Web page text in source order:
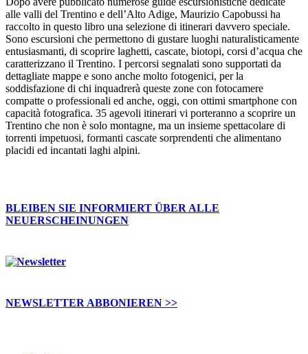
alle valli del Trentino e dell’Alto Adige, Maurizio Capobussi ha
raccolto in questo libro una selezione di itinerari davvero speciale.
Sono escursioni che permettono di gustare luoghi naturalisticamente
entusiasmanti, di scoprire laghetti, cascate, biotopi, corsi d’acqua che
caratterizzano il Trentino. I percorsi segnalati sono supportati da
dettagliate mappe e sono anche molto fotogenici, per la
soddisfazione di chi inquadrerà queste zone con fotocamere
compatte o professionali ed anche, oggi, con ottimi smartphone con
capacità fotografica. 35 agevoli itinerari vi porteranno a scoprire un
Trentino che non è solo montagne, ma un insieme spettacolare di
torrenti impetuosi, formanti cascate sorprendenti che alimentano
placidi ed incantati laghi alpini.
BLEIBEN SIE INFORMIERT ÜBER ALLE
NEUERSCHEINUNGEN
NEWSLETTER ABBONIEREN >>